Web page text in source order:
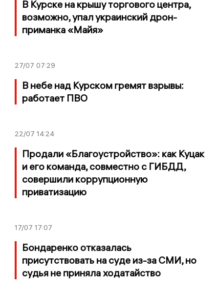
В Курске на крышу торгового центра,
возможно, упал украинский дрон-
приманка «Майя»
27/07 07:29
В небе над Курском гремят взрывы:
работает ПВО
22/07 14:24
Продали «Благоустройство»: как Куцак
и его команда, совместно с ГИБДД,
совершили коррупционную
приватизацию
17/07 17:07
Бондаренко отказалась
присутствовать на суде из-за СМИ, но
судья не приняла ходатайство